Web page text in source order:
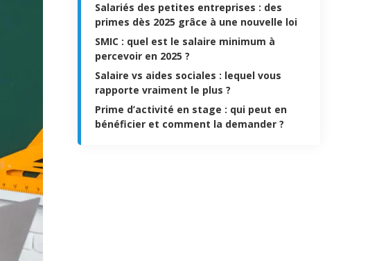
Salariés des petites entreprises : des
primes dès 2025 grâce à une nouvelle loi
SMIC : quel est le salaire minimum à
percevoir en 2025 ?
Salaire vs aides sociales : lequel vous
rapporte vraiment le plus ?
Prime d’activité en stage : qui peut en
bénéficier et comment la demander ?